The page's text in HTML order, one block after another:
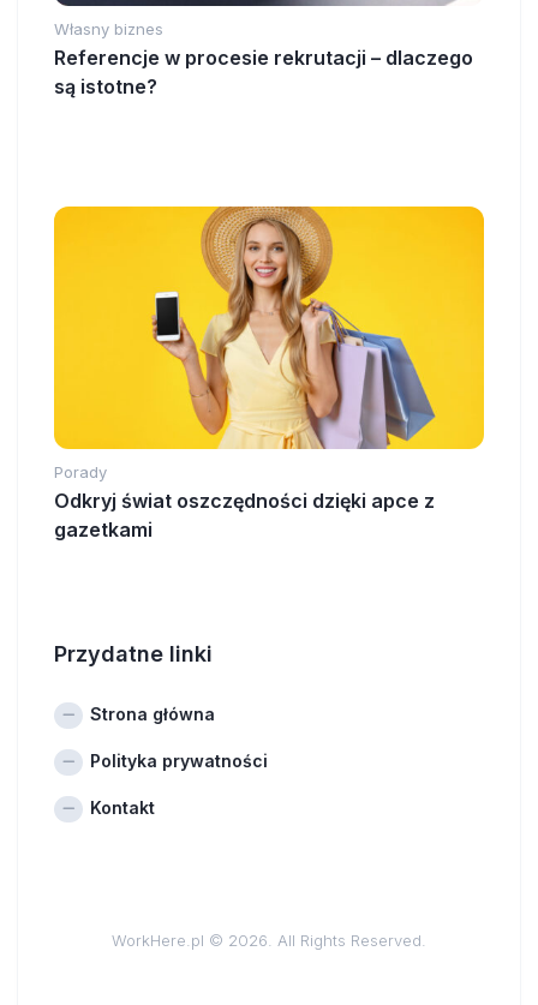
Własny biznes
Referencje w procesie rekrutacji – dlaczego
są istotne?
Porady
Odkryj świat oszczędności dzięki apce z
gazetkami
Przydatne linki
Strona główna
Polityka prywatności
Kontakt
WorkHere.pl © 2026. All Rights Reserved.